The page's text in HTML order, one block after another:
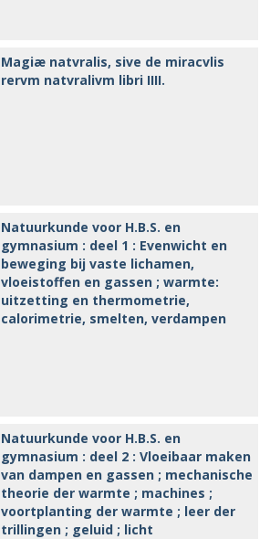
Magiæ natvralis, sive de miracvlis
rervm natvralivm libri IIII.
Natuurkunde voor H.B.S. en
gymnasium : deel 1 : Evenwicht en
beweging bij vaste lichamen,
vloeistoffen en gassen ; warmte:
uitzetting en thermometrie,
calorimetrie, smelten, verdampen
Natuurkunde voor H.B.S. en
gymnasium : deel 2 : Vloeibaar maken
van dampen en gassen ; mechanische
theorie der warmte ; machines ;
voortplanting der warmte ; leer der
trillingen ; geluid ; licht